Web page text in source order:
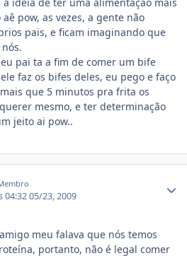
pow, as vezes, a gente não
pais, e ficam imaginando que
pai ta a fim de comer um bife
faz os bifes deles, eu pego e faço
que 5 minutos pra frita os
mesmo, e ter determinação
jeito ai pow..
04:3205/23, 2009
meu falava que nós temos
portanto, não é legal comer